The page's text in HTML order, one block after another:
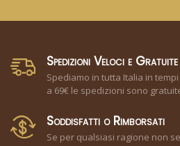
Spedizioni Veloci e Gratuite
Spediamo in tutta Italia in
a 69€ le spedizioni sono
Soddisfatti o Rimborsati
Se per qualsiasi ragione non